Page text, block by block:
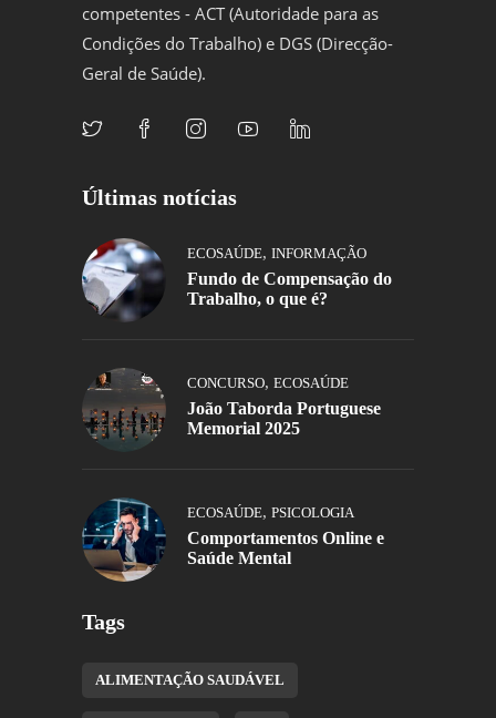
competentes - ACT (Autoridade para as
Condições do Trabalho) e DGS (Direcção-
Geral de Saúde).
Últimas notícias
ECOSAÚDE, INFORMAÇÃO
Fundo de Compensação do
Trabalho, o que é?
CONCURSO, ECOSAÚDE
João Taborda Portuguese
Memorial 2025
ECOSAÚDE, PSICOLOGIA
Comportamentos Online e
Saúde Mental
Tags
ALIMENTAÇÃO SAUDÁVEL